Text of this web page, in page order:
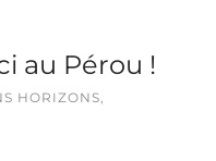
au Pérou !
HORIZONS,